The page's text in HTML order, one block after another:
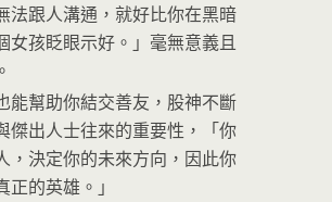
法跟人溝通，就好比你在黑暗
女孩眨眼示好。」毫無意義且
能幫助你結交善友，股神不斷
傑出人士往來的重要性，「你
，決定你的未來方向，因此你
正的英雄。」